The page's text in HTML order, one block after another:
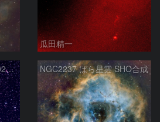
瓜田精一
バラ星雲 (NGC2237) (2026/02/15他2夜) NGC2237 ばら星雲 SHO合成